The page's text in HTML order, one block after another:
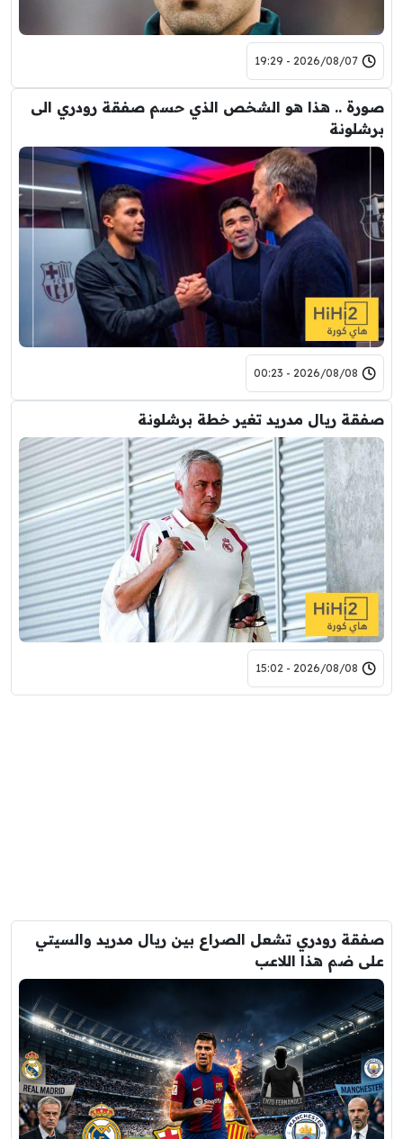
2026/08/07 - 19:29
صورة .. هذا هو الشخص الذي حسم صفقة رودري الى
برشلونة
2026/08/08 - 00:23
صفقة ريال مدريد تغير خطة برشلونة
2026/08/08 - 15:02
صفقة رودري تشعل الصراع بين ريال مدريد والسيتي
على ضم هذا اللاعب